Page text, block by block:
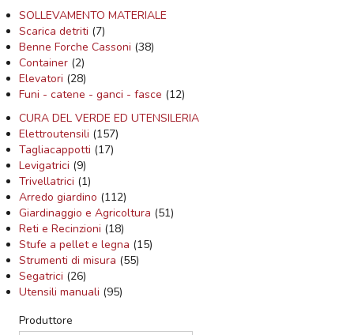
SOLLEVAMENTO MATERIALE
Scarica detriti (7)
Benne Forche Cassoni (38)
Container (2)
Elevatori (28)
Funi - catene - ganci - fasce (12)
CURA DEL VERDE ED UTENSILERIA
Elettroutensili (157)
Tagliacappotti (17)
Levigatrici (9)
Trivellatrici (1)
Arredo giardino (112)
Giardinaggio e Agricoltura (51)
Reti e Recinzioni (18)
Stufe a pellet e legna (15)
Strumenti di misura (55)
Segatrici (26)
Utensili manuali (95)
Produttore